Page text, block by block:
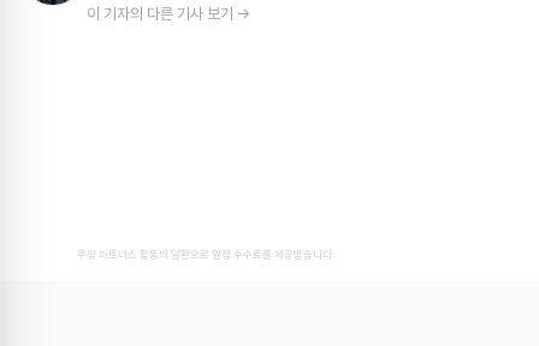
이 기자의 다른 기사 보기 →
쿠팡 파트너스 활동의 일환으로 일정 수수료를 제공받습니다